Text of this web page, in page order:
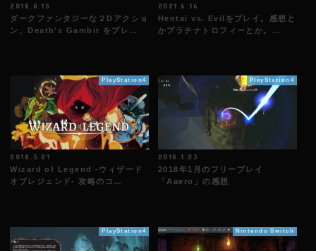
2018.8.15
ダークファンタジーな２Dアクショ
ン、Death's Gambit をプレ…
2021.6.16
Hentai vs. Evilをプレイ。感想と
かプラチナトロフィーとか。…
PlayStation4
2018.5.21
Wizard of Legend -ウィザード
オブレジェンド- 攻略のコ…
PlayStation4
2018.1.23
2018年1月のフリープレイ
「Aaero」の感想
PlayStation4 Nintendo Switch